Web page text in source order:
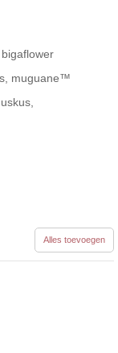
muguane™
Alles toevoegen